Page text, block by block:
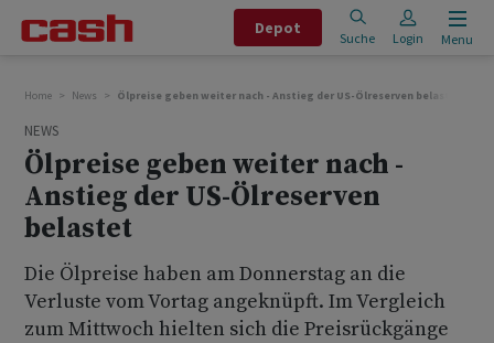
Depot
Suche Login Menu
Home News Ölpreise geben weiter nach - Anstieg der US-Ölreserven belastet
NEWS
Ölpreise geben weiter nach -
Anstieg der US-Ölreserven
belastet
Die Ölpreise haben am Donnerstag an die
Verluste vom Vortag angeknüpft. Im Vergleich
zum Mittwoch hielten sich die Preisrückgänge